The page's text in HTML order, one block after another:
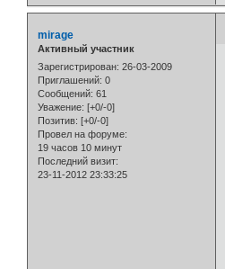
mirage
Активный участник
Зарегистрирован: 26-03-2009
Приглашений: 0
Сообщений: 61
Уважение: [+0/-0]
Позитив: [+0/-0]
Провел на форуме:
19 часов 10 минут
Последний визит:
23-11-2012 23:33:25